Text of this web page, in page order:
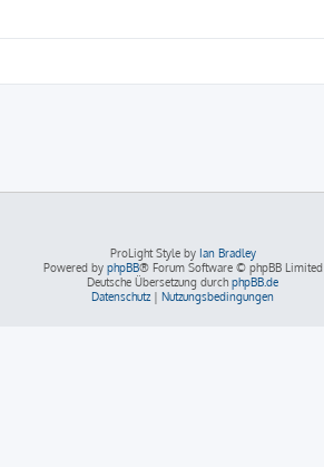
ProLight Style by Ian Bradley
Powered by phpBB® Forum Software © phpBB Limited
Deutsche Übersetzung durch phpBB.de
Datenschutz | Nutzungsbedingungen